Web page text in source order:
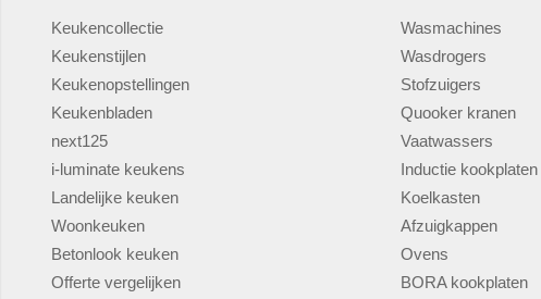
Keukencollectie
Keukenstijlen
Keukenopstellingen
Keukenbladen
next125
i-luminate keukens
Landelijke keuken
Woonkeuken
Betonlook keuken
Offerte vergelijken
Wasmachines
Wasdrogers
Stofzuigers
Quooker kranen
Vaatwassers
Inductie kookplaten
Koelkasten
Afzuigkappen
Ovens
BORA kookplaten